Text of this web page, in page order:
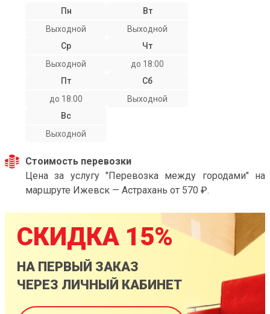
Пн
Выходной
Вт
Выходной
Ср
Выходной
Чт
до 18:00
Пт
до 18:00
Сб
Выходной
Вс
Выходной
Стоимость перевозки
Цена за услугу "Перевозка между городами" на
маршруте Ижевск — Астрахань от 570 ₽.
СКИДКА 15%
НА ПЕРВЫЙ ЗАКАЗ
ЧЕРЕЗ ЛИЧНЫЙ КАБИНЕТ